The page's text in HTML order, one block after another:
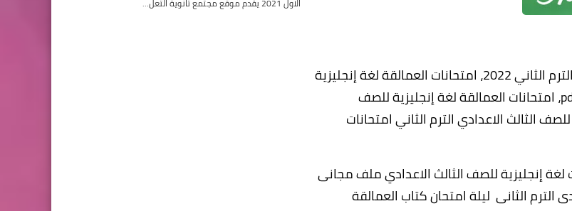
تحميل امتحانات العمالقة لغة إنجليزية للصف الثالث الاعدادي الترم الثاني 2022، امتحانات العمالقة لغة إنجليزية
للصف الثالث الاعدادي الترم الثاني 2022، امتحانات العمالقة pdf، امتحانات العمالقة لغة إنجليزية للصف
للصف الثالث الاعدادي الترم الثاني امتحانات
لغة إنجليزية للصف الثالث الاعدادي ملف مجانى